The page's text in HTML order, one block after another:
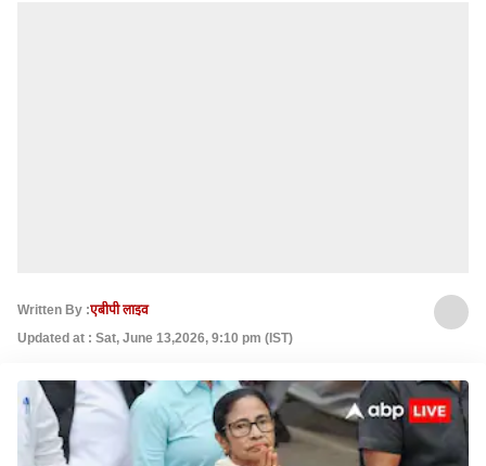
Written By :एबीपी लाइव
Updated at : Sat, June 13,2026, 9:10 pm (IST)